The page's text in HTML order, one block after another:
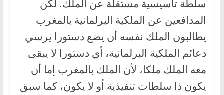
سلطة تأسيسية مستقلة عن الملك. لكن
المدافعين عن الملكية البرلمانية بالمغرب
يطالبون الملك نفسه أن يضع دستورا يرسي
دعائم الملكية البرلمانية، أي دستورا لا يبقى
معه الملك ملكا، لأن الملك بالمغرب إما أن
يكون ذا سلطات تنفيذية أو لا يكون، كما سبق